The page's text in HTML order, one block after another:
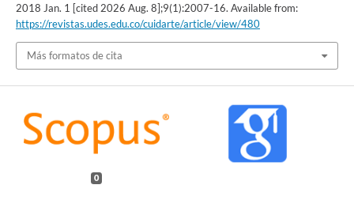
2018 Jan. 1 [cited 2026 Aug. 8];9(1):2007-16. Available from:
https://revistas.udes.edu.co/cuidarte/article/view/480
Más formatos de cita
0